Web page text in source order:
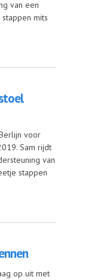
van een
mits
voor
Sam rijdt
van
stappen
op uit met